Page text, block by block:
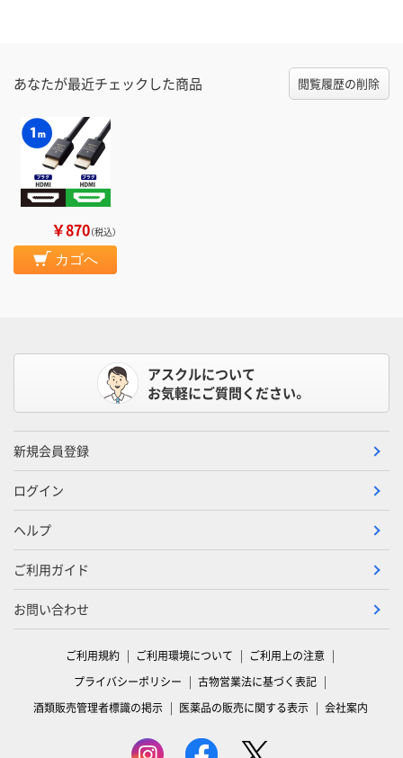
あなたが最近チェックした商品 閲覧履歴の削除
￥870（税込）
カゴへ
アスクルについて
お気軽にご質問ください。
新規会員登録
ログイン
ヘルプ
ご利用ガイド
お問い合わせ
ご利用規約 ご利用環境について
ご利用上の注意
プライバシーポリシー
古物営業法に基づく表記
酒類販売管理者標識の掲示
医薬品の販売に関する表示 会社案内